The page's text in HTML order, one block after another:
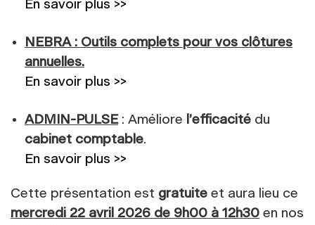
En savoir plus >>
NEBRA : Outils complets pour vos clôtures
annuelles.
En savoir plus >>
ADMIN-PULSE : Améliore l’efficacité du
cabinet comptable.
En savoir plus >>
Cette présentation est gratuite et aura lieu ce
mercredi 22 avril 2026 de 9h00 à 12h30 en nos